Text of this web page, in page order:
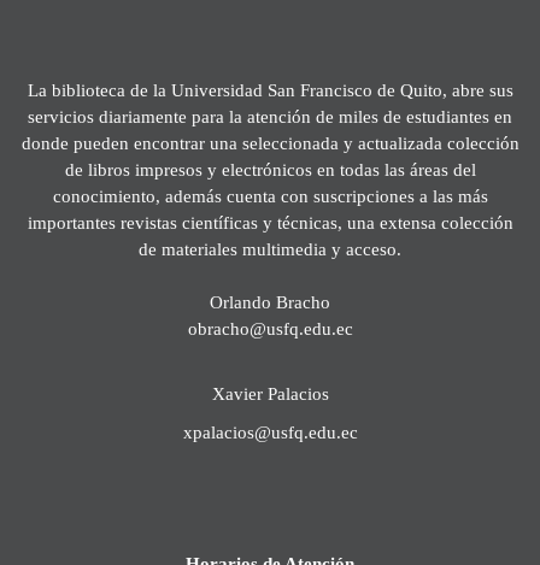
La biblioteca de la Universidad San Francisco de Quito, abre sus
servicios diariamente para la atención de miles de estudiantes en
donde pueden encontrar una seleccionada y actualizada colección
de libros impresos y electrónicos en todas las áreas del
conocimiento, además cuenta con suscripciones a las más
importantes revistas científicas y técnicas, una extensa colección
de materiales multimedia y acceso.
Orlando Bracho
obracho@usfq.edu.ec
Xavier Palacios
xpalacios@usfq.edu.ec